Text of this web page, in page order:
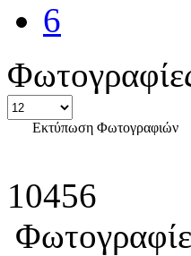
6
Εκτύπωση Φωτογραφιών
10456